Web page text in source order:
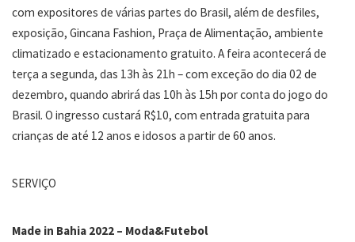
com expositores de várias partes do Brasil, além de desfiles,
exposição, Gincana Fashion, Praça de Alimentação, ambiente
climatizado e estacionamento gratuito. A feira acontecerá de
terça a segunda, das 13h às 21h – com exceção do dia 02 de
dezembro, quando abrirá das 10h às 15h por conta do jogo do
Brasil. O ingresso custará R$10, com entrada gratuita para
crianças de até 12 anos e idosos a partir de 60 anos.
SERVIÇO
Made in Bahia 2022 – Moda&Futebol